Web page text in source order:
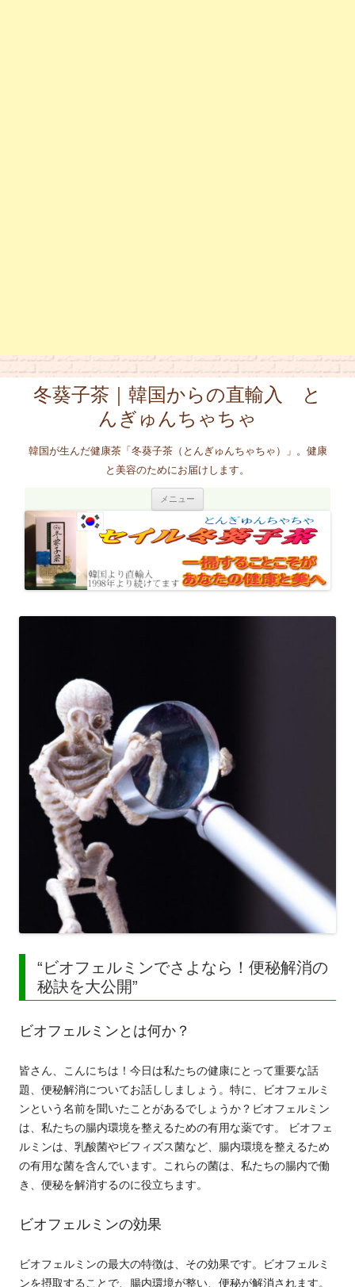
冬葵子茶｜韓国からの直輸入 と
んぎゅんちゃちゃ
韓国が生んだ健康茶「冬葵子茶（とんぎゅんちゃちゃ）」。健康
と美容のためにお届けします。
メニュー
テ
ン
ツ
へ
ス
キ
ッ
プ
“ビオフェルミンでさよなら！便秘解消の
秘訣を大公開”
ビオフェルミンとは何か？
皆さん、こんにちは！今日は私たちの健康にとって重要な話
題、便秘解消についてお話ししましょう。特に、ビオフェルミ
ンという名前を聞いたことがあるでしょうか？ビオフェルミン
は、私たちの腸内環境を整えるための有用な薬です。 ビオフェ
ルミンは、乳酸菌やビフィズス菌など、腸内環境を整えるため
の有用な菌を含んでいます。これらの菌は、私たちの腸内で働
き、便秘を解消するのに役立ちます。
ビオフェルミンの効果
ビオフェルミンの最大の特徴は、その効果です。ビオフェルミ
ンを摂取することで、腸内環境が整い、便秘が解消されます。